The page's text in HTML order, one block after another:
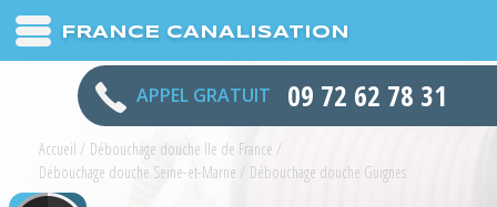
FRANCE CANALISATION
APPEL GRATUIT 09 72 62 78 31
Accueil / Débouchage douche Ile de France /
Débouchage douche Seine-et-Marne / Débouchage douche Guignes